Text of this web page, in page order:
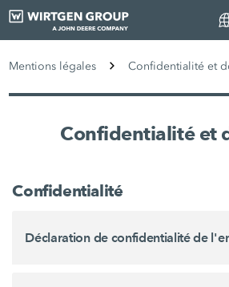
Mentions légales Confidentialité et
Confidentialité et
Confidentialité
Déclaration de confidentialité de